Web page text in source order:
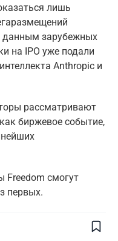
лишь
данным зарубежных
на IPO уже подали
Anthropic и
рассматривают
биржевое событие,
Freedom смогут
первых.